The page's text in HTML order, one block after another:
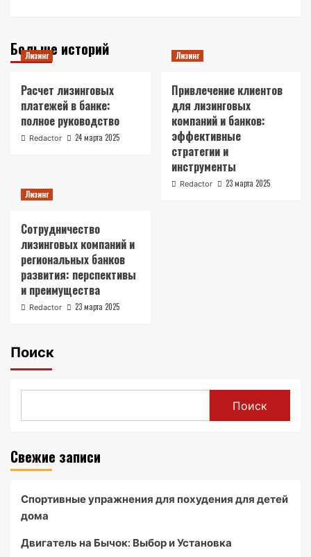
Больше историй
Лизинг
Расчет лизинговых
платежей в банке:
полное руководство
Redactor 24 марта 2025
Лизинг
Привлечение клиентов
для лизинговых
компаний и банков:
эффективные
стратегии и
инструменты
Redactor
23 марта 2025
Лизинг
Сотрудничество
лизинговых компаний и
региональных банков
развития: перспективы
и преимущества
Redactor 23 марта 2025
Поиск
Поиск
Свежие записи
Спортивные упражнения для похудения для детей
дома
Двигатель на Бычок: Выбор и Установка